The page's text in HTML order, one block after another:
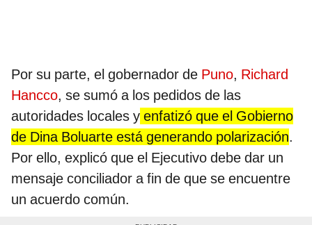
Por su parte, el gobernador de Puno, Richard
Hancco, se sumó a los pedidos de las
autoridades locales y enfatizó que el Gobierno
de Dina Boluarte está generando polarización.
Por ello, explicó que el Ejecutivo debe dar un
mensaje conciliador a fin de que se encuentre
un acuerdo común.